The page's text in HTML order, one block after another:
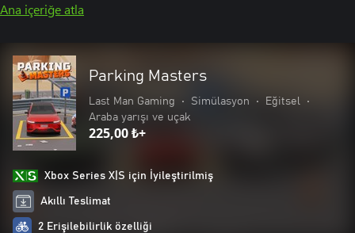
Ana içeriğe atla
Parking Masters
Last Man Gaming • Simülasyon • Eğitsel
•
Araba yarışı ve uçak
225,00 ₺+
Xbox Series X|S için İyileştirilmiş
Akıllı Teslimat
2 Erişilebilirlik özelliği